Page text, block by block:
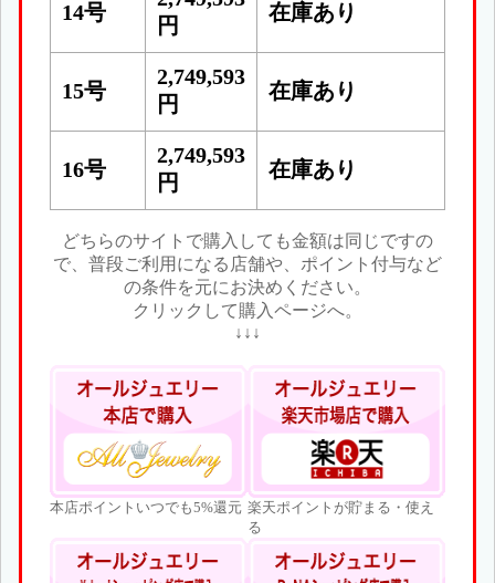
14号
円
在庫あり
15号
2,749,593
円
在庫あり
16号
2,749,593
円
在庫あり
どちらのサイトで購入しても金額は同じですの
で、普段ご利用になる店舗や、ポイント付与など
の条件を元にお決めください。
クリックして購入ページへ。
↓↓↓
本店ポイントいつでも5%還元 楽天ポイントが貯まる・使え
る